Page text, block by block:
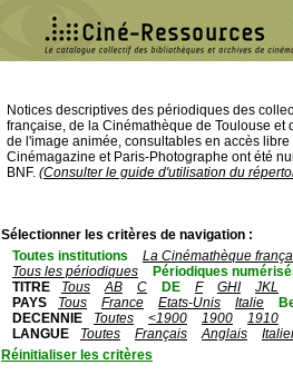
Notices descriptives des périodiques des
française, de la Cinémathèque de Toulouse et
de l'image animée, consultables en accès
Cinémagazine et Paris-Photographe ont été
BNF. (Consulter le guide d'utilisation du
Sélectionner les critères de navigation :
Toutes institutions
La Cinémathèque
Tous les périodiques
Périodiques
TITRE
Tous AB C DE F GHI JKL
PAYS
Tous France Etats-Unis Italie
DECENNIE
Toutes <1900 1900 1910
LANGUE
Toutes Français Anglais
Réinitialiser les critères